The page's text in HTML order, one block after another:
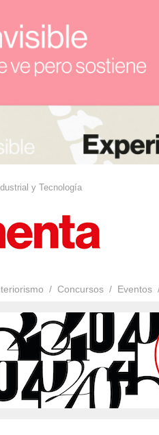
y Tecnología
Concursos Eventos